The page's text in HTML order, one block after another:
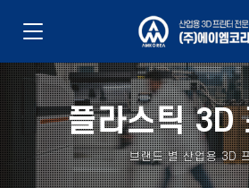
플라스틱 3D
브랜드 별 산업용 3D